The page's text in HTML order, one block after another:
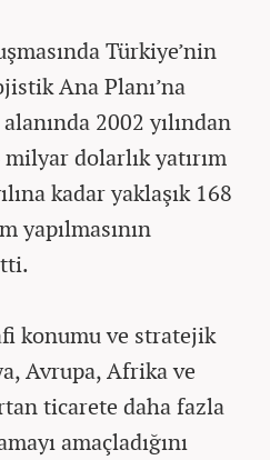
Türkiye’nin
Ana Planı’na
2002 yılından
dolarlık yatırım
kadar yaklaşık 168
yapılmasının
konumu ve stratejik
Avrupa, Afrika ve
ticarete daha fazla
amaçladığını